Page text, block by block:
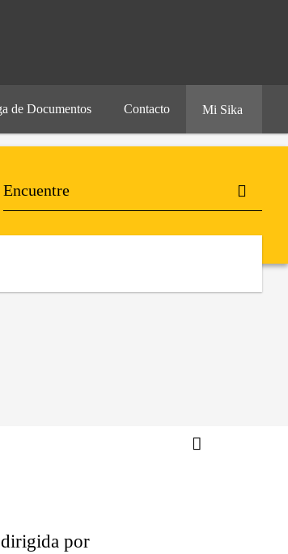
de Documentos Contacto Mi Sika
por